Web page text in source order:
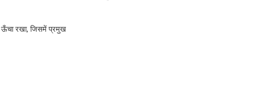
ऊँचा रखा, जिसमें प्रमुख